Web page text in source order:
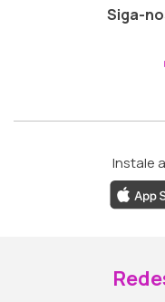
Siga-
Instale